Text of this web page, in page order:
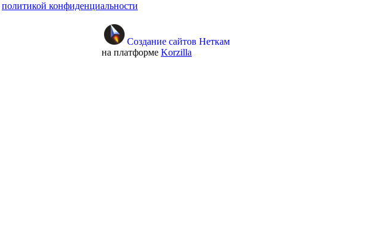
политикой конфиденциальности
Создание сайтов Неткам
на платформе Korzilla